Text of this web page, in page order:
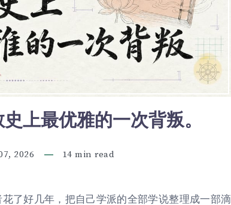
上最优雅的一次背叛。
2026 14 min read
了好几年，把自己学派的全部学说整理成一部滴